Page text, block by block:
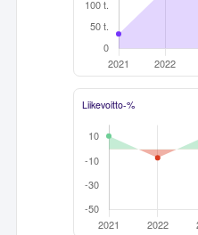
Liikevoitto-%